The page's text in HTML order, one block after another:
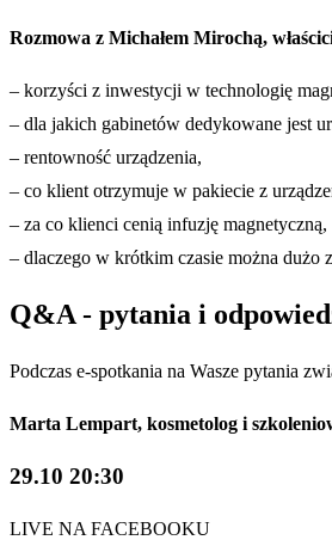
Rozmowa z Michałem Mirochą,
– korzyści z inwestycji w technologię
– dla jakich gabinetów dedykowane jest
– rentowność urządzenia,
– co klient otrzymuje w pakiecie z
– za co klienci cenią infuzję magnetyczną,
– dlaczego w krótkim czasie można dużo
Q&A - pytania i
Podczas e-spotkania na Wasze pytania
Marta Lempart, kosmetolog i
29.10 20:30
LIVE NA FACEBOOKU